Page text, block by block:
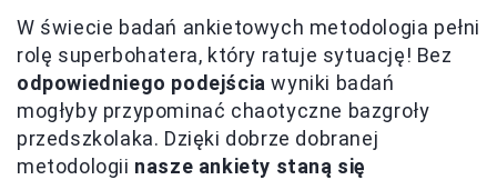
W świecie badań ankietowych metodologia pełni
rolę superbohatera, który ratuje sytuację! Bez
odpowiedniego podejścia wyniki badań
mogłyby przypominać chaotyczne bazgroły
przedszkolaka. Dzięki dobrze dobranej
metodologii nasze ankiety staną się